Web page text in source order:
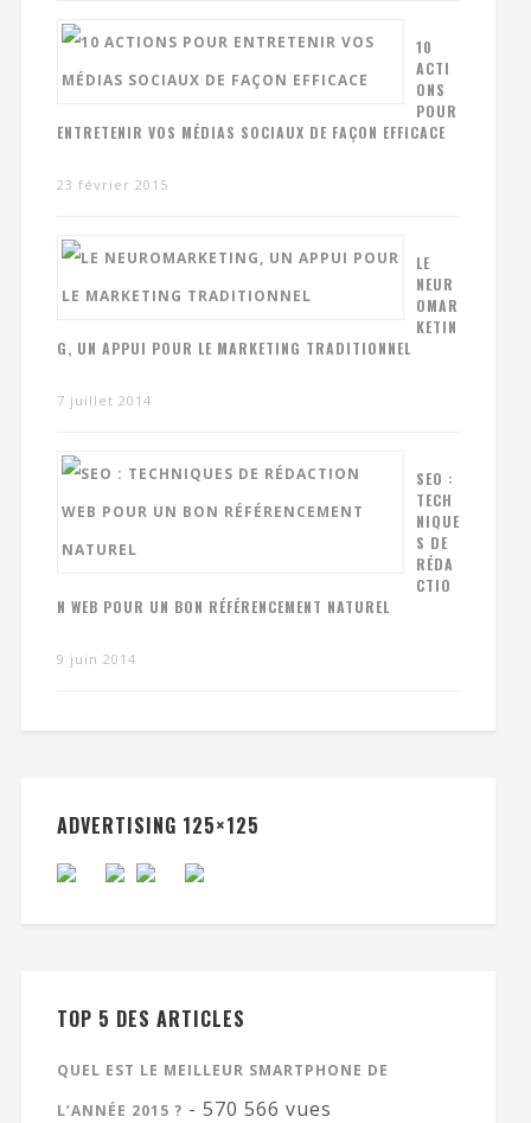
10
ACTI
ONS
POUR
ENTRETENIR VOS MÉDIAS SOCIAUX DE FAÇON EFFICACE
23 février 2015
LE
NEUR
OMAR
KETIN
G, UN APPUI POUR LE MARKETING TRADITIONNEL
7 juillet 2014
SEO :
TECH
NIQUE
S DE
RÉDA
CTIO
N WEB POUR UN BON RÉFÉRENCEMENT NATUREL
9 juin 2014
ADVERTISING 125×125
TOP 5 DES ARTICLES
QUEL EST LE MEILLEUR SMARTPHONE DE
L’ANNÉE 2015 ? - 570 566 vues